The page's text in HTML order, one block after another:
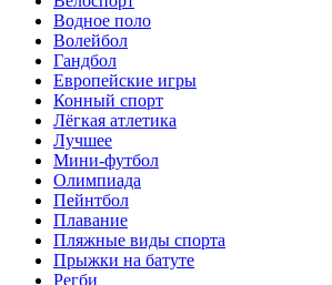
Водное поло
Волейбол
Гандбол
Европейские игры
Конный спорт
Лёгкая атлетика
Лучшее
Мини-футбол
Олимпиада
Пейнтбол
Плавание
Пляжные виды спорта
Прыжки на батуте
Регби